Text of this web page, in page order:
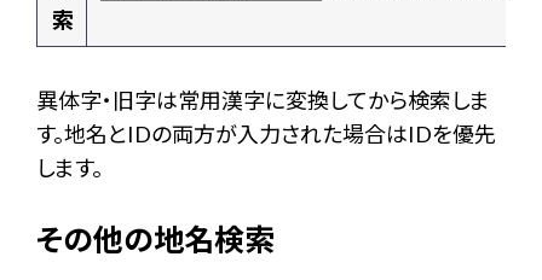
索
異体字・旧字は常用漢字に変換してから検索しま
す。地名とIDの両方が入力された場合はIDを優先
します。
その他の地名検索